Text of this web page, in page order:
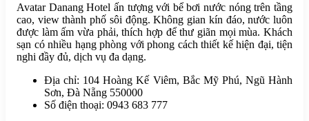
Avatar Danang Hotel ấn tượng với bể bơi nước nóng trên tầng
cao, view thành phố sôi động. Không gian kín đáo, nước luôn
được làm ấm vừa phải, thích hợp để thư giãn mọi mùa. Khách
sạn có nhiều hạng phòng với phong cách thiết kế hiện đại, tiện
nghi đầy đủ, dịch vụ đa dạng.
Địa chỉ: 104 Hoàng Kế Viêm, Bắc Mỹ Phú, Ngũ Hành
Sơn, Đà Nẵng 550000
Số điện thoại: 0943 683 777